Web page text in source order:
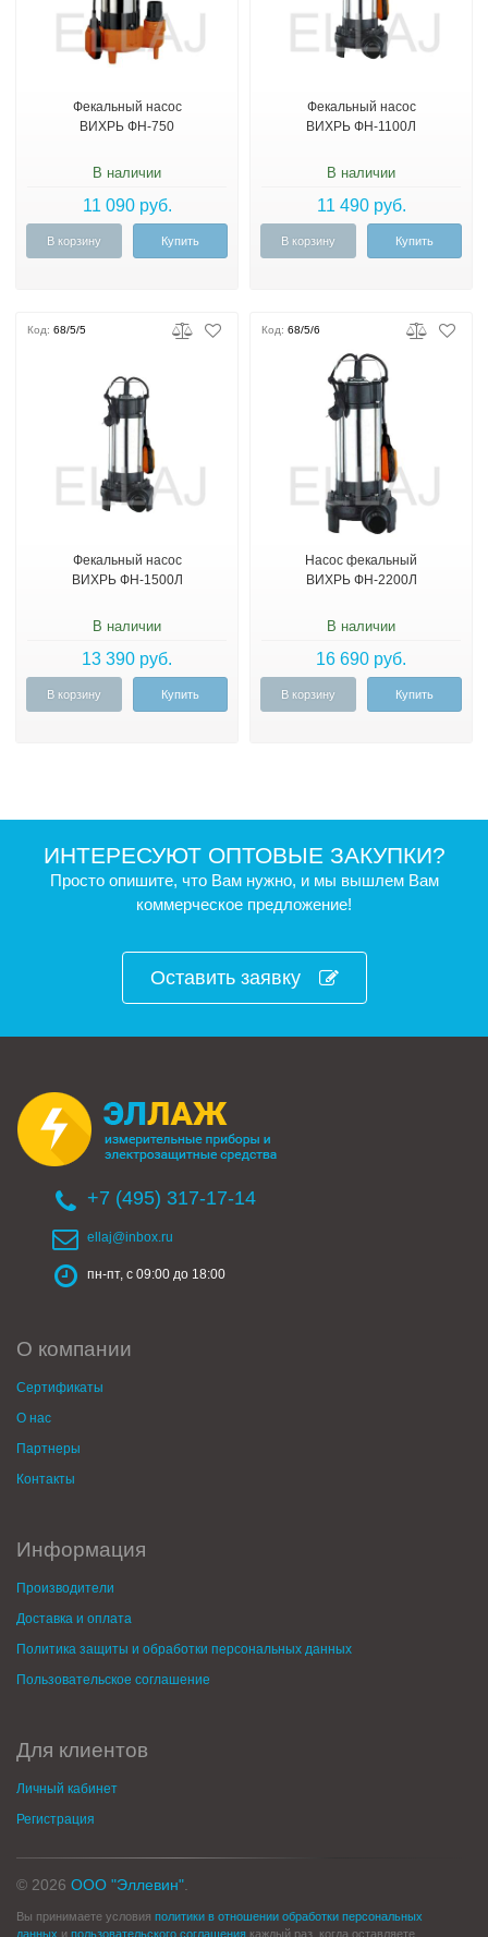
Фекальный насос
ВИХРЬ ФН-750
В наличии
11 090 руб.
В корзину Купить
Фекальный насос
ВИХРЬ ФН-1100Л
В наличии
11 490 руб.
В корзину Купить
Код: 68/5/5
Фекальный насос
ВИХРЬ ФН-1500Л
В наличии
13 390 руб.
В корзину Купить
Код: 68/5/6
Насос фекальный
ВИХРЬ ФН-2200Л
В наличии
16 690 руб.
В корзину Купить
ИНТЕРЕСУЮТ ОПТОВЫЕ ЗАКУПКИ?
Просто опишите, что Вам нужно, и мы вышлем Вам
коммерческое предложение!
Оставить заявку
+7 (495) 317-17-14
ellaj@inbox.ru
пн-пт, с 09:00 до 18:00
О компании
Сертификаты
О нас
Партнеры
Контакты
Информация
Производители
Доставка и оплата
Политика защиты и обработки персональных данных
Пользовательское соглашение
Для клиентов
Личный кабинет
Регистрация
© 2026 ООО "Эллевин"
Вы принимаете условия политики в отношении обработки персональных
данных и пользовательского соглашения каждый раз, когда оставляете